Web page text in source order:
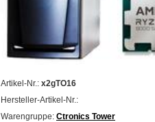
Artikel-Nr.: x2gTO16
Hersteller-Artikel-Nr.:
Warengruppe: Ctronics Tower